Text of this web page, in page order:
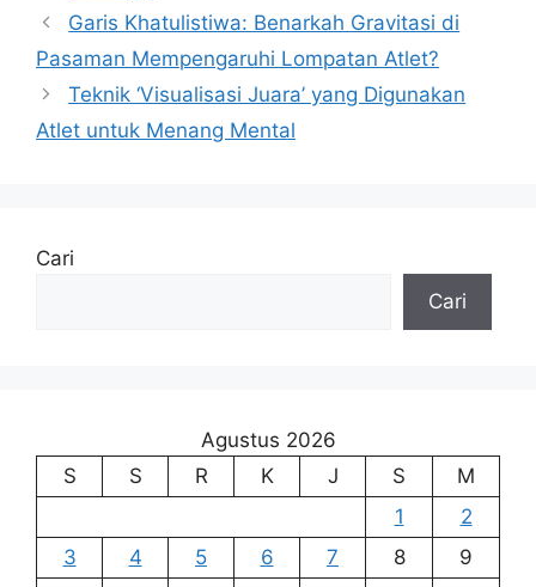
Garis Khatulistiwa: Benarkah Gravitasi di
Pasaman Mempengaruhi Lompatan Atlet?
Teknik ‘Visualisasi Juara’ yang Digunakan
Atlet untuk Menang Mental
Cari
Cari
Agustus 2026
S
S R K J S
M
1
2
3
4 5 6 7 8
9